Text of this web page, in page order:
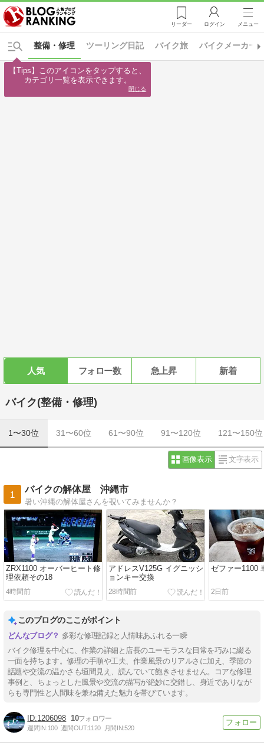
リーダー ログイン メニュー
ツーリング日記 バイク旅 バイクメーカー
整備・修理
人気 フォロー数 急上昇 新着
バイク(整備・修理)
1〜30位 31〜60位 61〜90位 91〜120位 121〜150位
画像表示 文字表示
1
バイクの解体屋 沖縄市
暑い沖縄の解体屋さんを覗いてみませんか？
ZRX1100 オーバーヒート修
理依頼その18
4時間前
アドレスV125G イグニッシ
ョンキー交換
28時間前
ゼファー1100
2日前
このブログのここがポイント
多彩な修理記録と人情味あふれる一瞬
バイク修理を中心に、作業の詳細と店長のユーモラスな日常を巧みに綴る
一面を持ちます。修理の手順や工夫、作業風景のリアルさに加え、季節の
話題や交流の温かさも垣間見え、読んでいて飽きさせません。コアな修理
事例と、ちょっとした風景や交流の描写が絶妙に交錯し、身近でありなが
らも専門性と人間味を兼ね備えた魅力を帯びています。
1206098 10
週間IN:100 週間OUT:1120 月間IN:520
【Tips】このアイコンをタップすると、
カテゴリ一覧を表示できます。
閉じる